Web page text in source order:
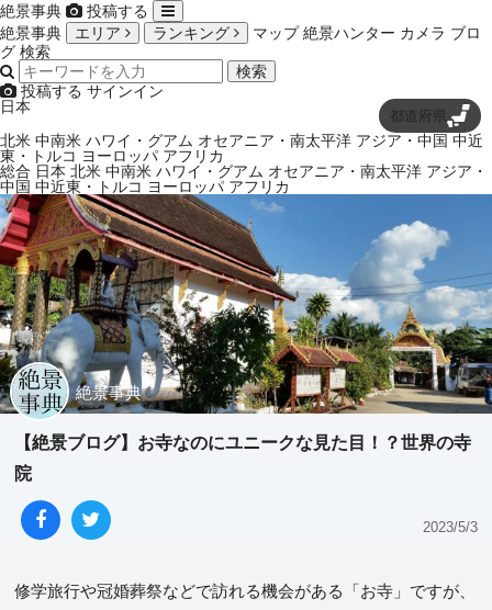
絶景事典
投稿する
絶景事典
エリア ランキング マップ 絶景ハンター カメラ ブロ
グ 検索
検索
投稿する サインイン
日本
都道府県
北米 中南米 ハワイ・グアム オセアニア・南太平洋 アジア・中国 中近
東・トルコ ヨーロッパ アフリカ
総合 日本 北米 中南米 ハワイ・グアム オセアニア・南太平洋 アジア・
中国 中近東・トルコ ヨーロッパ アフリカ
【絶景ブログ】お寺なのにユニークな見た目！？世界の寺
院
2023/5/3
絶景事典
修学旅行や冠婚葬祭などで訪れる機会がある「お寺」ですが、